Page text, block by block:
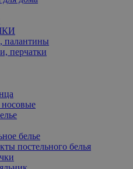
перчатки
белье
постельного белья